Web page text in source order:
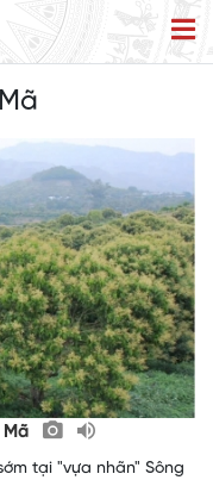
tại "vựa nhãn" Sông